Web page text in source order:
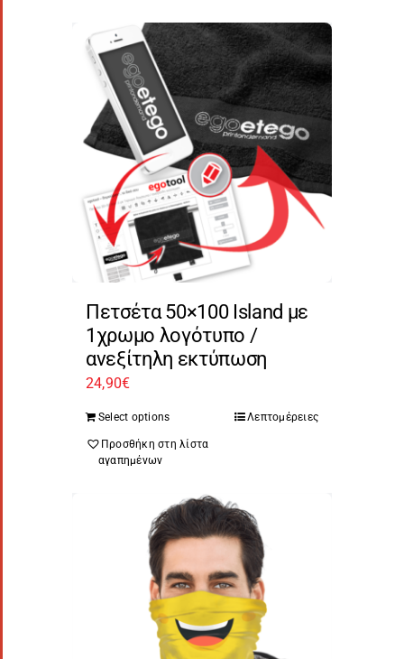
Πετσέτα 50×100 Island με
1χρωμο λογότυπο /
ανεξίτηλη εκτύπωση
24,90€
Select options Λεπτομέρειες
Προσθήκη στη λίστα
αγαπημένων